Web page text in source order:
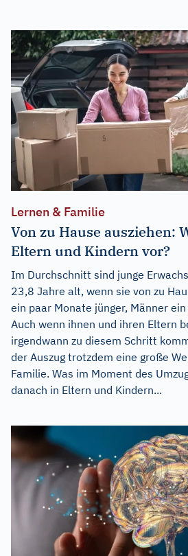
Lernen & Familie
Von zu Hause ausziehen:
Eltern und Kindern vor?
Im Durchschnitt sind junge
23,8 Jahre alt, wenn sie von zu
ein paar Monate jünger, Männer
Auch wenn ihnen und ihren Eltern
irgendwann zu diesem Schritt
der Auszug trotzdem eine große
Familie. Was im Moment des
danach in Eltern und Kindern...